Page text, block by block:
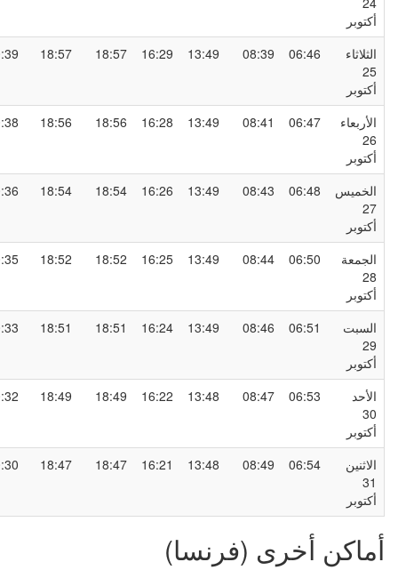
06:46
08:39
13:49
16:29
18:57
18:57
20:39
06:47
08:41
13:49
16:28
18:56
18:56
20:38
06:48
08:43
13:49
16:26
18:54
18:54
20:36
06:50
08:44
13:49
16:25
18:52
18:52
20:35
06:51
08:46
13:49
16:24
18:51
18:51
20:33
06:53
08:47
13:48
16:22
18:49
18:49
20:32
06:54
08:49
13:48
16:21
18:47
18:47
20:30
أخرى (فرنسا)